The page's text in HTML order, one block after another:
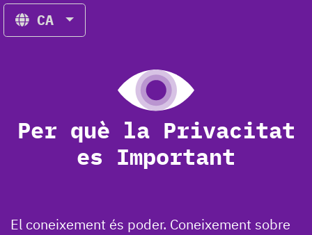
CA
Per què la Privacitat
es Important
El coneixement és poder. Coneixement sobre